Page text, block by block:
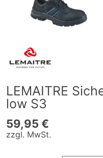
LEMAITRE
low S3
59,95 €
zzgl. MwSt.